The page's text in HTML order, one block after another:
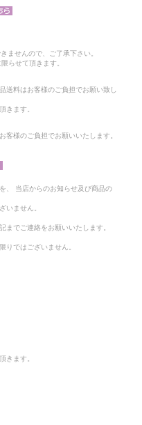
ませんので、ご了承下さい。
らせて頂きます。
送料はお客様のご負担でお願い致し
きます。
客様のご負担でお願いいたします。
、 当店からのお知らせ及び商品の
いません。
までご連絡をお願いいたします。
りではございません。
きます。